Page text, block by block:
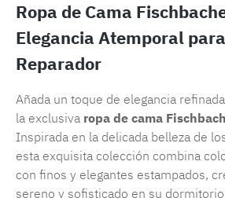
Ropa de Cama
Elegancia Atemporal
Reparador
Añada un toque de elegancia
la exclusiva ropa de cama
Inspirada en la delicada belleza de
esta exquisita colección combina
con finos y elegantes estampados,
sereno y sofisticado en su